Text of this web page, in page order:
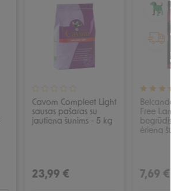
Cavom Compleet Light
sausas pašaras su
jautiena šunims - 5 kg
23,99 €
Free
ėriena
7,69 €